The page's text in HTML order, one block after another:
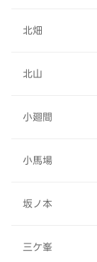
北畑
北山
小廻間
小馬場
坂ノ本
三ケ峯